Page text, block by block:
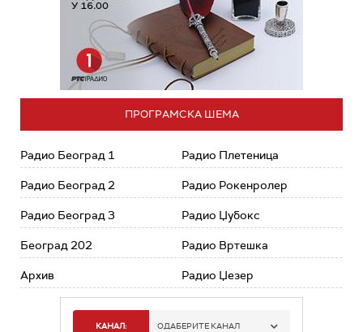
ПРОГРАМСКА ШЕМА
Радио Београд 1
Радио Београд 2
Радио Београд 3
Београд 202
Архив
Радио Плетеница
Радио Рокенролер
Радио Џубокс
Радио Вртешка
Радио Џезер
КАНАЛ: ОДАБЕРИТЕ КАНАЛ